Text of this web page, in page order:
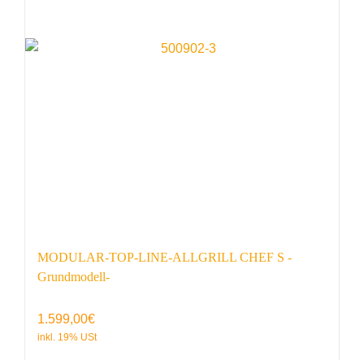
MODULAR-TOP-LINE-ALLGRILL CHEF S -
Grundmodell-
1.599,00€